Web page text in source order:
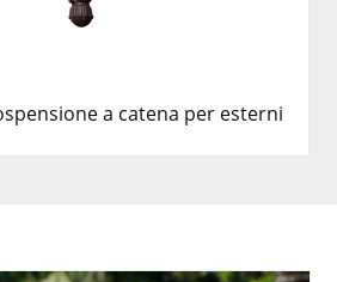
a catena per esterni